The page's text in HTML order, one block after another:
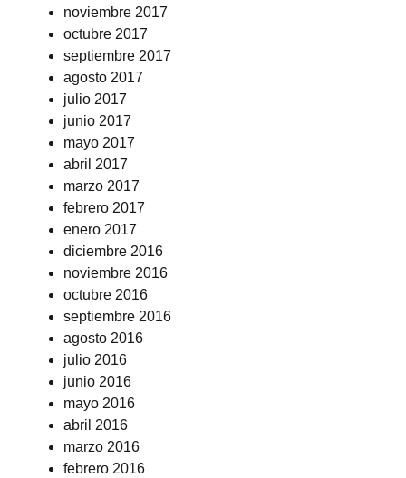
noviembre 2017
octubre 2017
septiembre 2017
agosto 2017
julio 2017
junio 2017
mayo 2017
abril 2017
marzo 2017
febrero 2017
enero 2017
diciembre 2016
noviembre 2016
octubre 2016
septiembre 2016
agosto 2016
julio 2016
junio 2016
mayo 2016
abril 2016
marzo 2016
febrero 2016